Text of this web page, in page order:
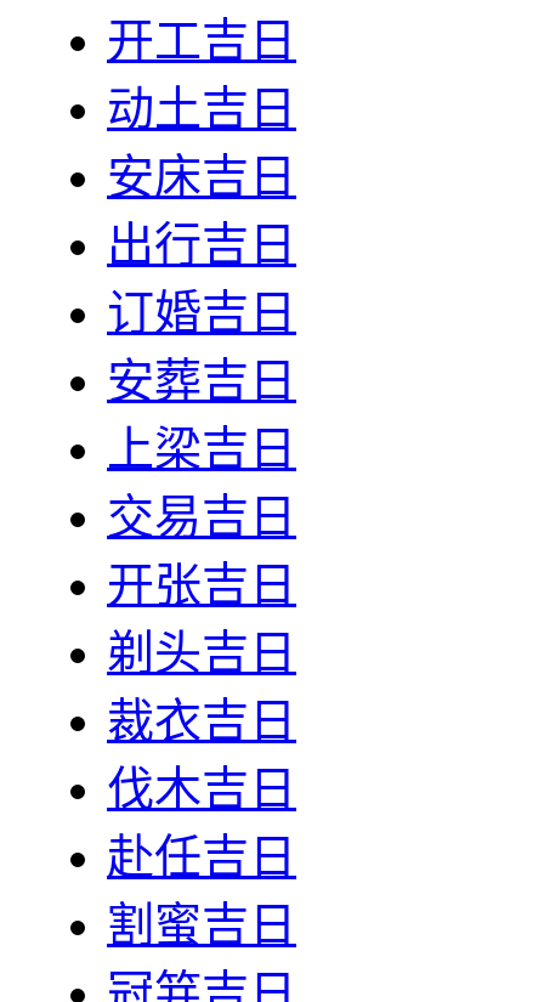
开工吉日
动土吉日
安床吉日
出行吉日
订婚吉日
安葬吉日
上梁吉日
交易吉日
开张吉日
剃头吉日
裁衣吉日
伐木吉日
赴任吉日
割蜜吉日